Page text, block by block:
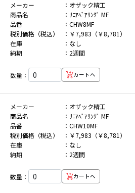
メーカー
オザック精工
商品名
ﾘﾆｱﾍﾞｱﾘﾝｸﾞ MF
品番
CHW8MF
税別価格（税込）
￥7,983（￥8,781）
在庫
なし
納期
2週間
数量： カートへ
メーカー
オザック精工
商品名
ﾘﾆｱﾍﾞｱﾘﾝｸﾞ MF
品番
CHW10MF
税別価格（税込）
￥7,983（￥8,781）
在庫
なし
納期
2週間
数量： カートへ